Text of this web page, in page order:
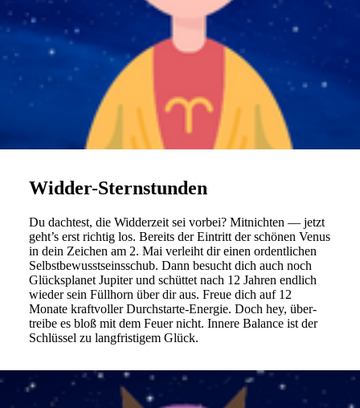
Widder-Sternstunden
Du dach­test, die Wid­der­zeit sei vorbei? Mit­nichten — jetzt
geht’s erst richtig los. Bereits der Ein­tritt der schönen Venus
in dein Zei­chen am 2. Mai ver­leiht dir einen ordent­li­chen
Selbst­be­wusst­seins­schub. Dann besucht dich auch noch
Glücks­planet Jupiter und schüttet nach 12 Jahren end­lich
wieder sein Füll­horn über dir aus. Freue dich auf 12
Monate kraft­voller Durch­starte-Energie. Doch hey, über­
treibe es bloß mit dem Feuer nicht. Innere Balance ist der
Schlüssel zu lang­fri­stigem Glück.